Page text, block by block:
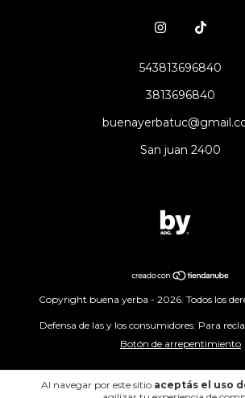
Al navegar por este sitio aceptás el uso
543813696840
3813696840
San juan 2400
Copyright buena yerba - 2026. Todos los
Defensa de las y los consumidores. Para
Botón de arrepentimiento